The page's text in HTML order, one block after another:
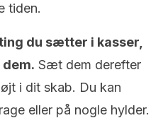
tiden.
du sætter i kasser,
dem. Sæt dem derefter
i dit skab. Du kan
eller på nogle hylder.